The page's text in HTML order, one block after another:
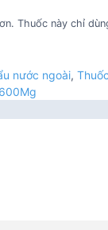
Thuốc này chỉ
nước ngoài,